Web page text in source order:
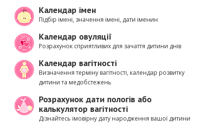
Календар імен
Підбір імені, значення імені, дати іменин
Календар овуляції
Розрахунок сприятливих для зачаття дитини днів
Календар вагітності
Визначення терміну вагітності, календар розвитку
дитини та медобстежень
Розрахунок дати пологів або
калькулятор вагітності
Дізнайтесь імовірну дату народження вашої дитини